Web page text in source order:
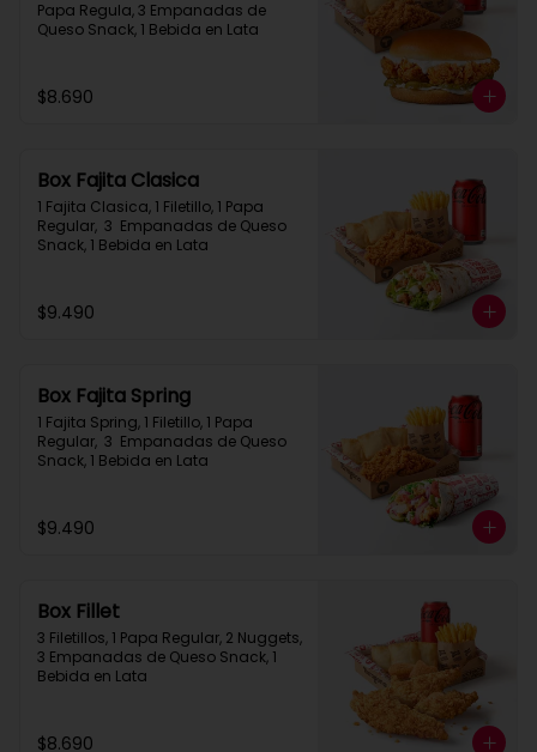
Papa Regula, 3 Empanadas de
Queso Snack, 1 Bebida en Lata
$8.690
Box Fajita Clasica
1 Fajita Clasica, 1 Filetillo, 1 Papa
Regular,  3  Empanadas de Queso
Snack, 1 Bebida en Lata
$9.490
Box Fajita Spring
1 Fajita Spring, 1 Filetillo, 1 Papa
Regular,  3  Empanadas de Queso
Snack, 1 Bebida en Lata
$9.490
Box Fillet
3 Filetillos, 1 Papa Regular, 2 Nuggets,
3 Empanadas de Queso Snack, 1
Bebida en Lata
$8.690